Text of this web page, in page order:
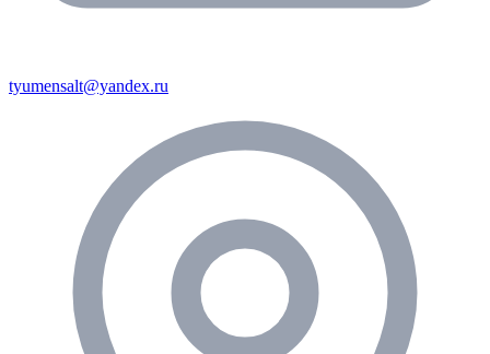
tyumensalt@yandex.ru